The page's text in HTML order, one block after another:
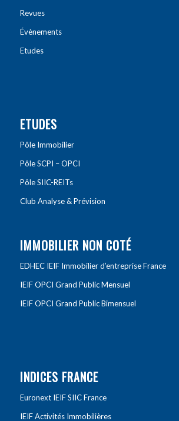
Revues
Évènements
Etudes
ETUDES
Pôle Immobilier
Pôle SCPI – OPCI
Pôle SIIC-REITs
Club Analyse & Prévision
IMMOBILIER NON COTÉ
EDHEC IEIF Immobilier d’entreprise France
IEIF OPCI Grand Public Mensuel
IEIF OPCI Grand Public Bimensuel
INDICES FRANCE
Euronext IEIF SIIC France
IEIF Activités Immobilières